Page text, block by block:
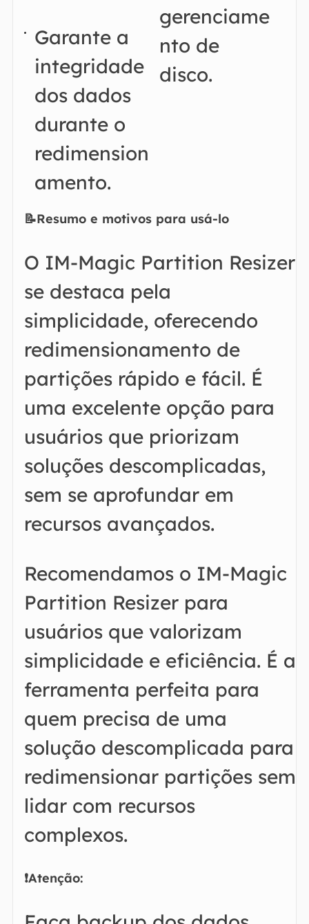
Garante a
integridade
dos dados
durante o
redimension
amento.
gerenciame
nto de
disco.
📝Resumo e motivos para usá-lo
O IM-Magic Partition Resizer
se destaca pela
simplicidade, oferecendo
redimensionamento de
partições rápido e fácil. É
uma excelente opção para
usuários que priorizam
soluções descomplicadas,
sem se aprofundar em
recursos avançados.
Recomendamos o IM-Magic
Partition Resizer para
usuários que valorizam
simplicidade e eficiência. É a
ferramenta perfeita para
quem precisa de uma
solução descomplicada para
redimensionar partições sem
lidar com recursos
complexos.
❗Atenção: